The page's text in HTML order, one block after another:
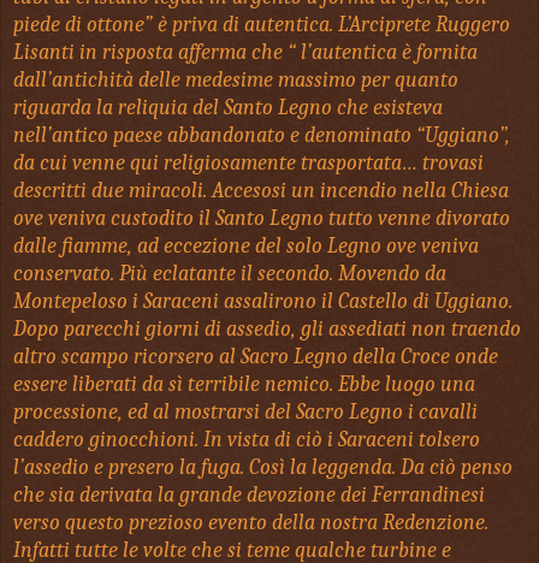
piede di ottone” è priva di autentica. L’Arciprete Ruggero
Lisanti in risposta afferma che “ l’autentica è fornita
dall’antichità delle medesime massimo per quanto
riguarda la reliquia del Santo Legno che esisteva
nell’antico paese abbandonato e denominato “Uggiano”,
da cui venne qui religiosamente trasportata… trovasi
descritti due miracoli. Accesosi un incendio nella Chiesa
ove veniva custodito il Santo Legno tutto venne divorato
dalle fiamme, ad eccezione del solo Legno ove veniva
conservato. Più eclatante il secondo. Movendo da
Montepeloso i Saraceni assalirono il Castello di Uggiano.
Dopo parecchi giorni di assedio, gli assediati non traendo
altro scampo ricorsero al Sacro Legno della Croce onde
essere liberati da sì terribile nemico. Ebbe luogo una
processione, ed al mostrarsi del Sacro Legno i cavalli
caddero ginocchioni. In vista di ciò i Saraceni tolsero
l’assedio e presero la fuga. Così la leggenda. Da ciò penso
che sia derivata la grande devozione dei Ferrandinesi
verso questo prezioso evento della nostra Redenzione.
Infatti tutte le volte che si teme qualche turbine e